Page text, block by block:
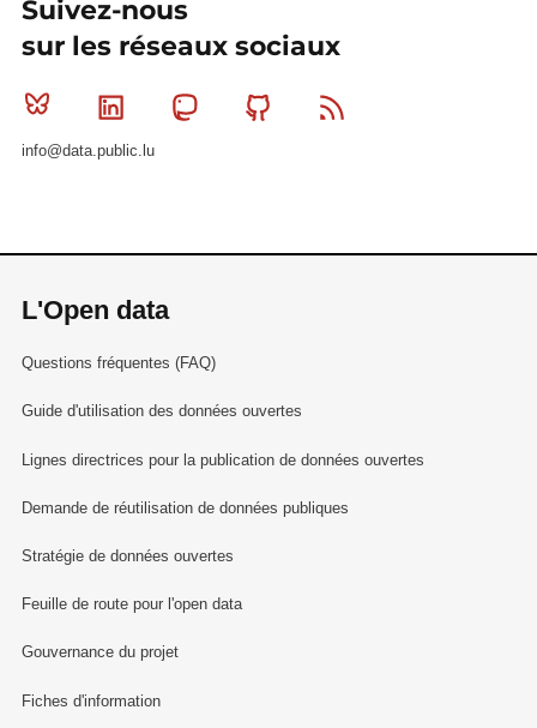
Suivez-nous
sur les réseaux sociaux
Bluesky Linkedin MastodonGithub
info@data.public.lu
L'Open data
Questions fréquentes (FAQ)
Guide d'utilisation des données ouvertes
Lignes directrices pour la publication de données ouvertes
Demande de réutilisation de données publiques
Stratégie de données ouvertes
Feuille de route pour l'open data
Gouvernance du projet
Fiches d'information